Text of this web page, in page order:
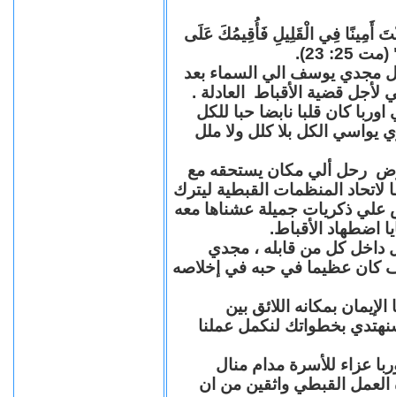
أَمِينًا فِي الْقَلِيلِ فَأُقِيمُكَ عَلَى
23).
مجدي يوسف الي السماء بعد
قضية الأقباط العادلة .
كان قلبا نابضا حبا للكل
يواسي الكل بلا كلل ولا ملل
رحل ألي مكان يستحقه مع
المنظمات القبطية ليترك
علي ذكريات جميلة عشناها معه
اضطهاد الأقباط.
داخل كل من قابله ، مجدي
عظيما في حبه في إخلاصه
بمكانه اللائق بين
بخطواتك لنكمل عملنا
عزاء للأسرة مدام منال
العمل القبطي واثقين من ان